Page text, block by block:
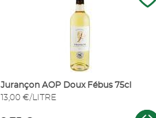
Jurançon AOP Doux Fébus 75cl
13,00 €/LITRE